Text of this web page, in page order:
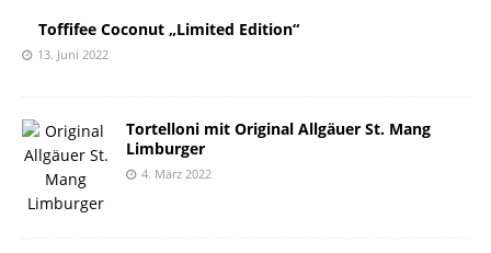
Toffifee Coconut „Limited Edition“
13. Juni 2022
Tortelloni mit Original Allgäuer St. Mang
Limburger
4. März 2022